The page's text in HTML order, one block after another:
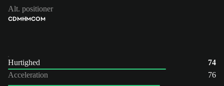
Alt. positioner
CDMHMCOM
Hurtighed
74
Acceleration
76